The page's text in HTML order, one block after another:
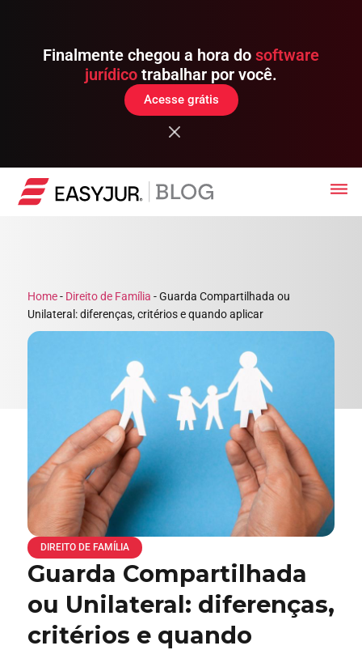
Finalmente chegou a hora do software
jurídico trabalhar por você.
Acesse grátis
Home- Direito de Família -Guarda Compartilhada ou
Unilateral: diferenças, critérios e quando aplicar
DIREITO DE FAMÍLIA
Guarda Compartilhada
ou Unilateral: diferenças,
critérios e quando